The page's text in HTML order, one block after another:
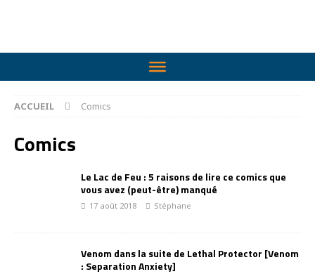
ACCUEIL Comics
Comics
Le Lac de Feu : 5 raisons de lire ce comics que
vous avez (peut-être) manqué
17 août 2018 Stéphane
Venom dans la suite de Lethal Protector [Venom
: Separation Anxiety]